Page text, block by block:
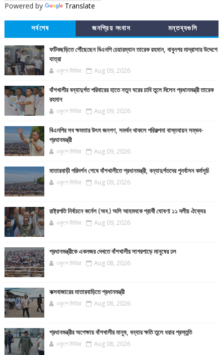
Powered by Translate
সর্বশেষ জনপ্রিয় সংবাদ মন্তব্যগুলি
ফটিকছড়িতে পৌঁছেছেন বিএনপি চেয়ারম্যান তারেক রহমান, বাবুনগর মাদ্রাসার উদ্দেশে
যাত্রা
একুশে মিডিয়া Aug 09, 2026
বাঁশখালীর বন্যাদুর্গত পরিবারের হাতে নতুন ঘরের চাবি তুলে দিলেন প্রধানমন্ত্রী তারেক
রহমান
একুশে মিডিয়া Aug 09, 2026
বিএনপির সব ক্ষমতার উৎস জনগণ, সমর্থন থাকলে পরিকল্পনা বাস্তবায়ন সম্ভব-
প্রধানমন্ত্রী
একুশে মিডিয়া Aug 09, 2026
মাতারবাড়ী পরিদর্শন শেষে বাঁশখালীতে প্রধানমন্ত্রী, বন্যাদুর্গতদের পুনর্বাসন কর্মসূচি
একুশে মিডিয়া Aug 09, 2026
রাষ্ট্রপতি নির্বাচনে কর্নেল (অব.) অলি আহমদকে প্রার্থী ঘোষণা ১১ দলীয় ঐক্যের
একুশে মিডিয়া Aug 09, 2026
প্রধানমন্ত্রীকে একনজর দেখতে বাঁশখালীর সাগরপাড়ে মানুষের ঢল
একুশে মিডিয়া Aug 08, 2026
কক্সবাজারের মাতারবাড়িতে প্রধানমন্ত্রী
একুশে মিডিয়া Aug 08, 2026
প্রধানমন্ত্রীর অপেক্ষায় বাঁশখালীর মানুষ, বন্যার ক্ষতি তুলে ধরার প্রস্তুতি
একুশে মিডিয়া Aug 08, 2026